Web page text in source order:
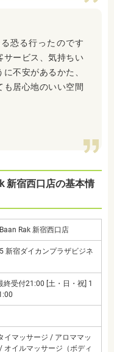
恐る行ったのです
サービス、気持ちい
不安があるかた、
居心地のいい空間
新宿西口店の基本情
Rak 新宿西口店
新宿ダイカンプラザビジネ
終受付21:00 [土・日・祝] 1
イマッサージ / アロママッ
オイルマッサージ（ボディ